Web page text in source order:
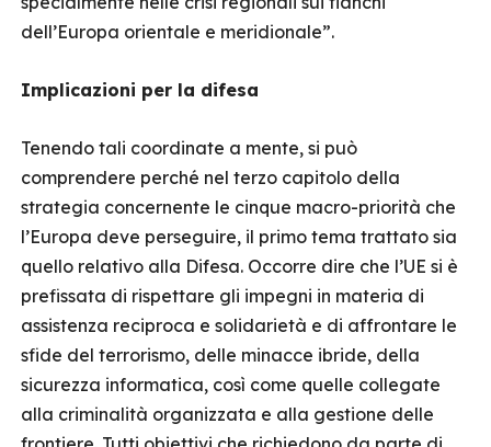
dell’Europa orientale e meridionale”.
Implicazioni per la difesa
Tenendo tali coordinate a mente, si può
comprendere perché nel terzo capitolo della
strategia concernente le cinque macro-priorità che
l’Europa deve perseguire, il primo tema trattato sia
quello relativo alla Difesa. Occorre dire che l’UE si è
prefissata di rispettare gli impegni in materia di
assistenza reciproca e solidarietà e di affrontare le
sfide del terrorismo, delle minacce ibride, della
sicurezza informatica, così come quelle collegate
alla criminalità organizzata e alla gestione delle